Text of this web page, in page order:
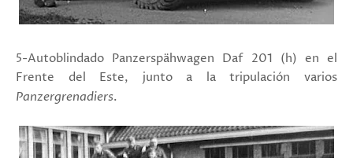
5-Autoblindado Panzerspähwagen Daf 201 (h) en el
Frente del Este, junto a la tripulación varios
Panzergrenadiers.